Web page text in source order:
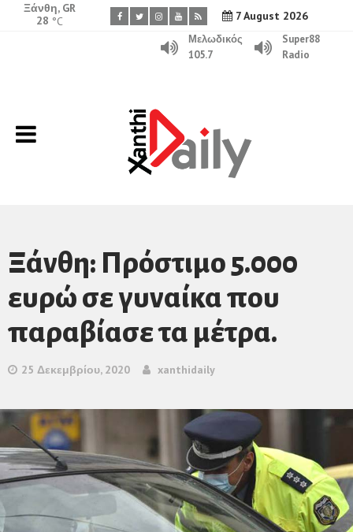
7 August 2026
Ξάνθη, GR
28 °C
Μελωδικός
105.7
Super88
Radio
Ξάνθη: Πρόστιμο 5.000
ευρώ σε γυναίκα που
παραβίασε τα μέτρα.
25 Δεκεμβρίου, 2020 xanthidaily